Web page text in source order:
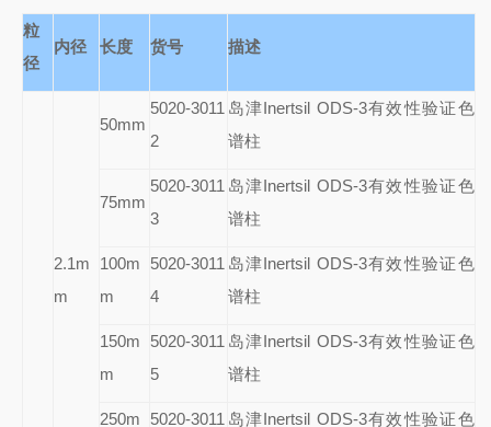
粒
径
内径 长度 货号 描述
2.1m
m
50mm
5020-3011
2
岛津Inertsil ODS-3有效性验证色
谱柱
75mm
5020-3011
3
岛津Inertsil ODS-3有效性验证色
谱柱
100m
m
5020-3011
4
岛津Inertsil ODS-3有效性验证色
谱柱
150m
m
5020-3011
5
岛津Inertsil ODS-3有效性验证色
谱柱
250m 5020-3011 岛津Inertsil ODS-3有效性验证色